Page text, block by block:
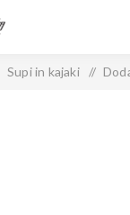
Supi in kajaki /